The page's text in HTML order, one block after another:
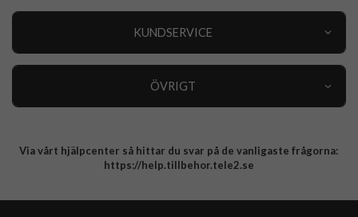
KUNDSERVICE
ÖVRIGT
Integritetspolicy
Via vårt hjälpcenter så hittar du svar på de vanligaste frågorna:
https://help.tillbehor.tele2.se